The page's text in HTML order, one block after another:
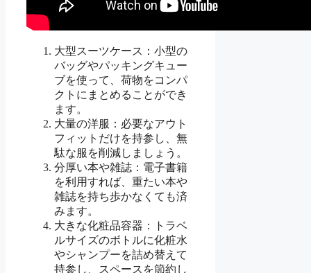
大型スーツケース：小型の
バッグやパッキングキュー
ブを使って、荷物をコンパ
クトにまとめることができ
ます。
大量の洋服：必要なアウト
フィットだけを持参し、無
駄な服を削減しましょう。
分厚い本や雑誌：電子書籍
を利用すれば、重たい本や
雑誌を持ち歩かなくても済
みます。
大きな化粧品容器：トラベ
ルサイズのボトルに化粧水
やシャンプーを詰め替えて
持参し、スペースを節約し